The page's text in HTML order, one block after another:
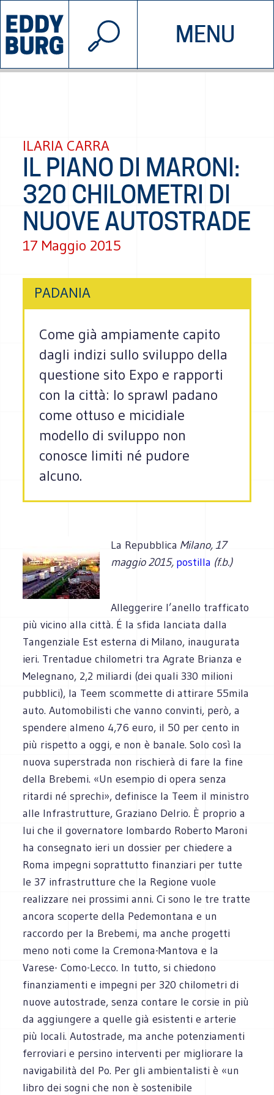
MENU
INIZIATIVE CHI SIAMO
© 2026 EDDYBURG
ILARIA CARRA
IL PIANO DI MARONI:
320 CHILOMETRI DI
NUOVE AUTOSTRADE
17 Maggio 2015
PADANIA
Come già ampiamente capito
dagli indizi sullo sviluppo della
questione sito Expo e rapporti
con la città: lo sprawl padano
come ottuso e micidiale
modello di sviluppo non
conosce limiti né pudore
alcuno.
La Repubblica Milano, 17
maggio 2015, postilla (f.b.)
Alleggerire l’anello trafficato
più vicino alla città. É la sfida lanciata dalla
Tangenziale Est esterna di Milano, inaugurata
ieri. Trentadue chilometri tra Agrate Brianza e
Melegnano, 2,2 miliardi (dei quali 330 milioni
pubblici), la Teem scommette di attirare 55mila
auto. Automobilisti che vanno convinti, però, a
spendere almeno 4,76 euro, il 50 per cento in
più rispetto a oggi, e non è banale. Solo così la
nuova superstrada non rischierà di fare la fine
della Brebemi. «Un esempio di opera senza
ritardi né sprechi», definisce la Teem il ministro
alle Infrastrutture, Graziano Delrio. È proprio a
lui che il governatore lombardo Roberto Maroni
ha consegnato ieri un dossier per chiedere a
Roma impegni soprattutto finanziari per tutte
le 37 infrastrutture che la Regione vuole
realizzare nei prossimi anni. Ci sono le tre tratte
ancora scoperte della Pedemontana e un
raccordo per la Brebemi, ma anche progetti
meno noti come la Cremona-Mantova e la
Varese- Como-Lecco. In tutto, si chiedono
finanziamenti e impegni per 320 chilometri di
nuove autostrade, senza contare le corsie in più
da aggiungere a quelle già esistenti e arterie
più locali. Autostrade, ma anche potenziamenti
ferroviari e persino interventi per migliorare la
navigabilità del Po. Per gli ambientalisti è «un
libro dei sogni che non è sostenibile